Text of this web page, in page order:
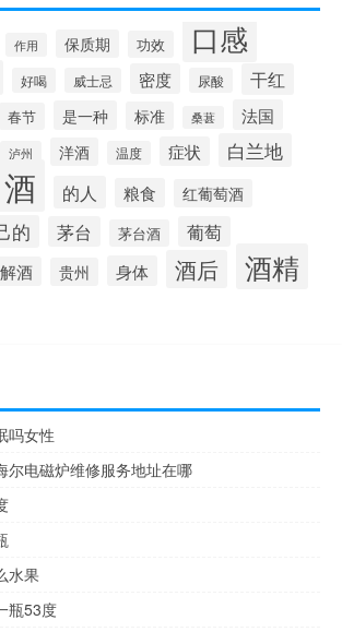
作用 保质期 功效 口感
好喝 威士忌 密度 尿酸 干红
春节 是一种 标准 桑葚 法国
泸州 洋酒 温度 症状 白兰地
的人 粮食 红葡萄酒
的 茅台 茅台酒 葡萄
解酒 贵州 身体 酒后 酒精
吗女性
尔电磁炉维修服务地址在哪
水果
瓶53度